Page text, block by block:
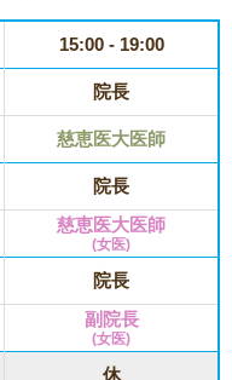
15:00 - 19:00
院長
慈恵医大医師
院長
慈恵医大医師
(女医)
院長
副院長
(女医)
休